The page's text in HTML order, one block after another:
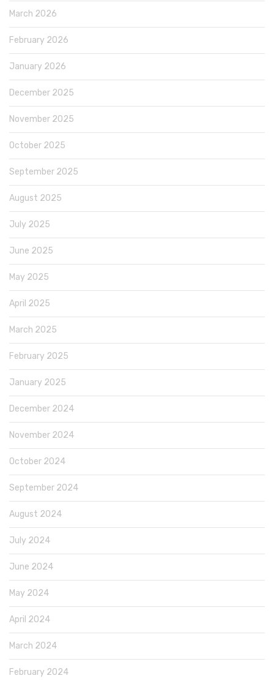
March 2026
February 2026
January 2026
December 2025
November 2025
October 2025
September 2025
August 2025
July 2025
June 2025
May 2025
April 2025
March 2025
February 2025
January 2025
December 2024
November 2024
October 2024
September 2024
August 2024
July 2024
June 2024
May 2024
April 2024
March 2024
February 2024